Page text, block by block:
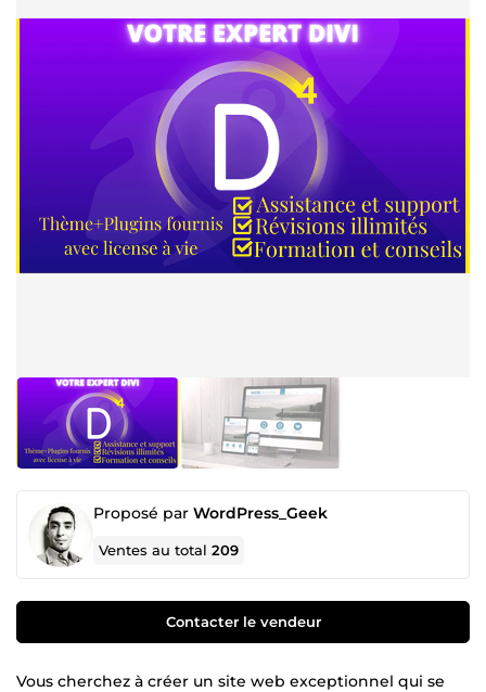
Proposé par WordPress_Geek
Ventes au total209
Contacter le vendeur
Vous cherchez à créer un site web exceptionnel qui se